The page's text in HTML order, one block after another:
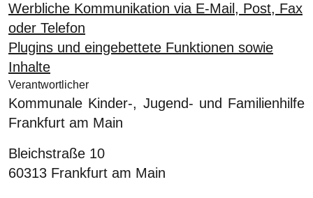
Werbliche Kommunikation via E-Mail, Post, Fax
oder Telefon
Plugins und eingebettete Funktionen sowie
Inhalte
Verantwortlicher
Kommunale Kinder-, Jugend- und Familienhilfe
Frankfurt am Main
Bleichstraße 10
60313 Frankfurt am Main